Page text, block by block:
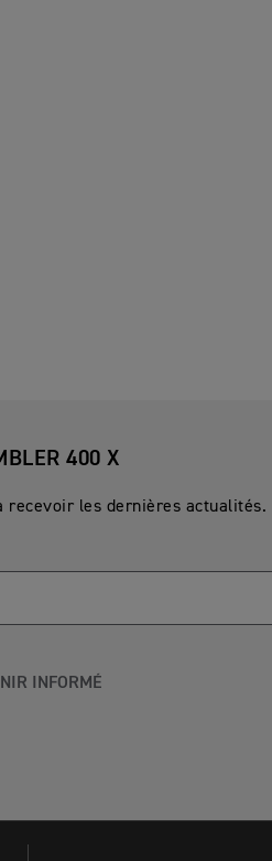
400 X
recevoir les dernières actualités.
INFORMÉ